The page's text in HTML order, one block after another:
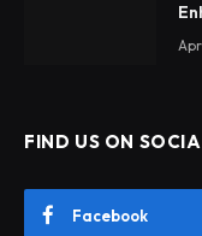
FIND US ON
Facebook